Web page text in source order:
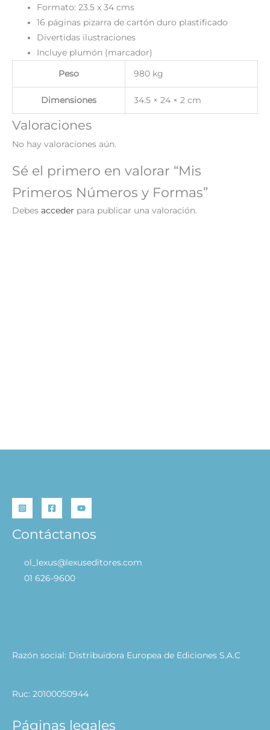
Formato: 23.5 x 34 cms
16 páginas pizarra de cartón duro plastificado
Divertidas ilustraciones
Incluye plumón (marcador)
Peso 980 kg
Dimensiones 34.5 × 24 × 2 cm
Valoraciones
No hay valoraciones aún.
Sé el primero en valorar “Mis
Primeros Números y Formas”
Debes acceder para publicar una valoración.
Contáctanos
ol_lexus@lexuseditores.com
01 626-9600
Razón social: Distribuidora Europea de Ediciones S.A.C
Ruc: 20100050944
Páginas legales